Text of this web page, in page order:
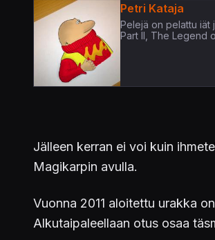
Petri Kataja
Pelejä on pelattu iät
Part II, The Legend
Jälleen kerran ei voi kuin
Magikarpin avulla.
Vuonna 2011 aloitettu urakka
Alkutaipaleellaan otus osaa